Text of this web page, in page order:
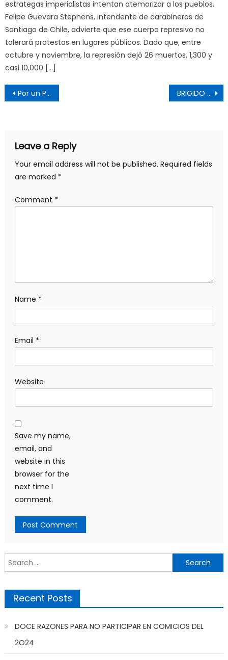
estrategas imperialistas intentan atemorizar a los pueblos.
Felipe Guevara Stephens, intendente de carabineros de
Santiago de Chile, advierte que ese cuerpo represivo no
tolerará protestas en lugares públicos. Dado que, entre
octubre y noviembre, la represión dejó 26 muertos, 1,300 y
casi 10,000 […]
Post
navigation
Por un Plan Caramec BRIGIDO PEGUERO
Leave a Reply
Your email address will not be published. Required fields
are marked *
Comment *
Name *
Email *
Website
Save my name,
email, and
website in this
browser for the
next time I
comment.
Search
for:
Recent Posts
DOCE RAZONES PARA NO PARTICIPAR EN COMICIOS DEL
2O24